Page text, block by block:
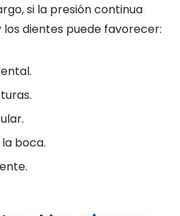
si la presión continua
dientes puede favorecer:
boca.